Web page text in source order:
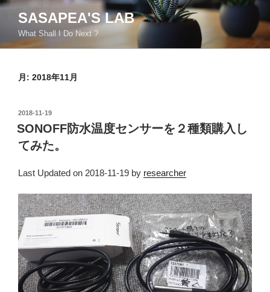
コ
ン
SASAPEA'S LAB
What Shall I Do Next ?
月: 2018年11月
投
稿
日:
2018-11-19
SONOFF防水温度センサーを２種類購入し
てみた。
Last Updated on 2018-11-19 by researcher